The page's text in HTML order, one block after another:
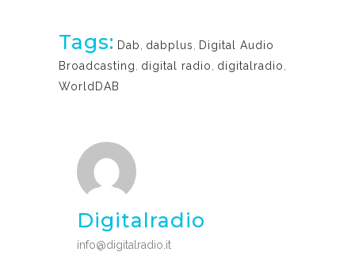
Tags: Dab dabplus
Digital Audio
Broadcasting
digital radio digitalradio
WorldDAB
Digitalradio
info@digitalradio.it